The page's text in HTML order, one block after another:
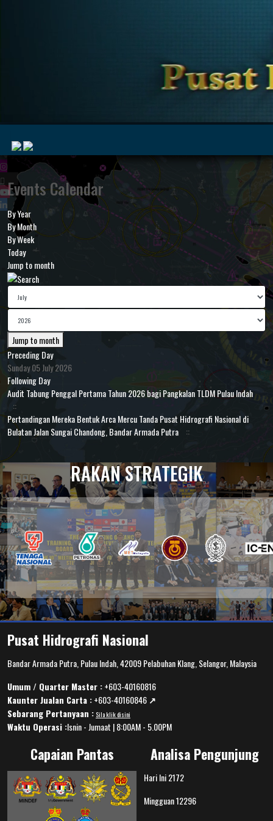
Events Calendar
By Year
By Month
By Week
Today
Jump to month
Jump to month
Preceding Day
Sunday 05 July 2026
Following Day
Audit Tabung Penggal Pertama Tahun 2026 bagi Pangkalan TLDM Pulau Indah
::
Pertandingan Mereka Bentuk Arca Mercu Tanda Pusat Hidrografi Nasional di
Bulatan Jalan Sungai Chandong, Bandar Armada Putra
::
RAKAN STRATEGIK
Pusat Hidrografi Nasional
Bandar Armada Putra, Pulau Indah, 42009 Pelabuhan Klang, Selangor, Malaysia
Umum / Quarter Master :+603-40160816
Kaunter Jualan Carta :+603-40160846 ↗️
Sebarang Pertanyaan : Sila klik disini
Waktu Operasi :Isnin - Jumaat | 8:00AM - 5.00PM
Capaian Pantas Analisa Pengunjung
Hari Ini2172
Mingguan12296
MyMarine
Geohub